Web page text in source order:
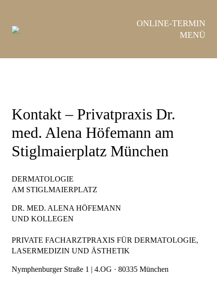
Inhalt
Zur
Fußzeile
ONLINE-TERMIN
MENÜ
Kontakt – Privatpraxis Dr.
med. Alena Höfemann am
Stiglmaierplatz München
DERMATOLOGIE
AM STIGLMAIERPLATZ
DR. MED. ALENA HÖFEMANN
UND KOLLEGEN
PRIVATE FACHARZTPRAXIS FÜR DERMATOLOGIE,
LASERMEDIZIN UND ÄSTHETIK
Nymphenburger Straße 1 | 4.OG · 80335 München